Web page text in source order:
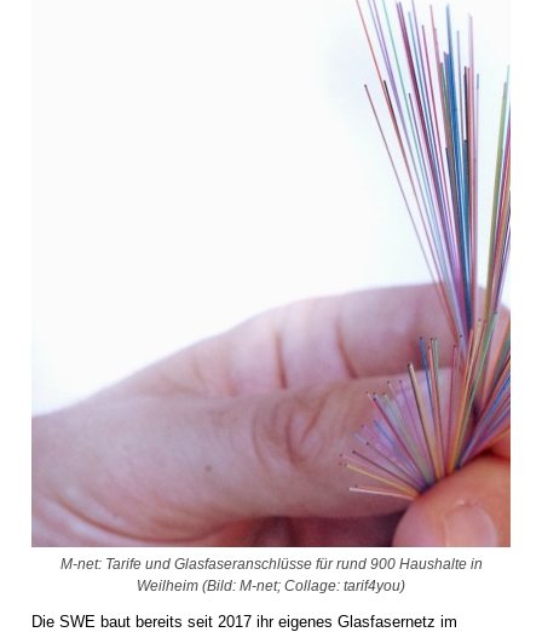
M-net: Tarife und Glasfaseranschlüsse für rund 900 Haushalte in
Weilheim (Bild: M-net; Collage: tarif4you)
Die SWE baut bereits seit 2017 ihr eigenes Glasfasernetz im